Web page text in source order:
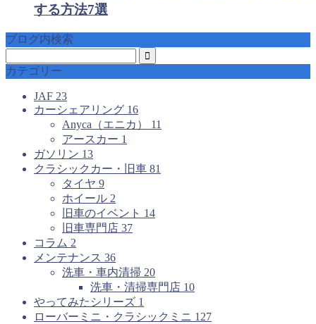
する方法7選
ブログ内検索
カテゴリー
JAF 23
カーシェアリング 16
Anyca（エニカ） 11
アースカー 1
ガソリン 13
クラシックカー・旧車 81
タイヤ 9
ホイール 2
旧車のイベント 14
旧車専門店 37
コラム 2
メンテナンス 36
洗車・車内清掃 20
洗車・清掃専門店 10
やってみたシリーズ 1
ローバーミニ・クラシックミニ 127